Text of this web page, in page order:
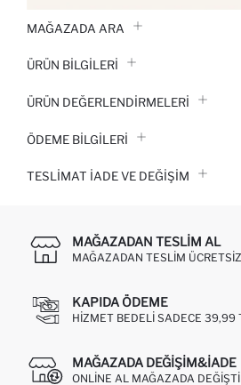
MAĞAZADA ARA
ÜRÜN BILGILERI
ÜRÜN DEĞERLENDİRMELERİ
ÖDEME BİLGİLERİ
TESLIMAT İADE VE DEĞIŞIM
MAĞAZADAN TESLIM AL
MAĞAZADAN TESLIM ÜCRETSIZ
KAPIDA ÖDEME
HIZMET BEDELI SADECE 39,99
MAĞAZADA DEĞIŞIM&İADE
ONLINE AL MAĞAZADA